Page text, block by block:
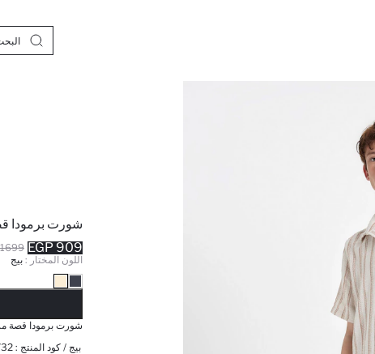
شورت برمودا
1699 EGP 909 EGP
اللون المختار : بيج
شورت برمودا قصة
بيج / كود المنتج :